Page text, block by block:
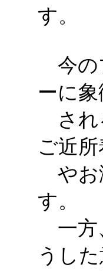
す。
今の
ーに象
され
ご近
やお
す。
一方
うし